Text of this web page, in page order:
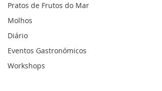
Pratos de Frutos do Mar
Molhos
Diário
Eventos Gastronómicos
Workshops